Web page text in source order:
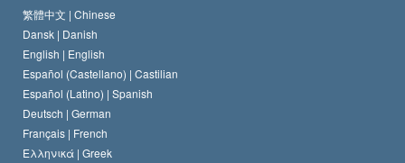
Scientology-kyrkans trosbekännelse
En scientologs kodex
David Miscavige
Internationella normer för mänskliga rättigheter
Kungörelse om religion
繁體中文 | Chinese
Dansk | Danish
English | English
Español (Castellano) | Castilian
Español (Latino) | Spanish
Deutsch | German
Français | French
Ελληνικά | Greek